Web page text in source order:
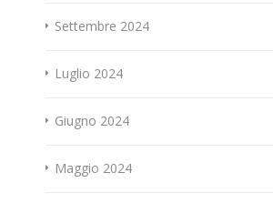
Settembre 2024
Luglio 2024
Giugno 2024
Maggio 2024